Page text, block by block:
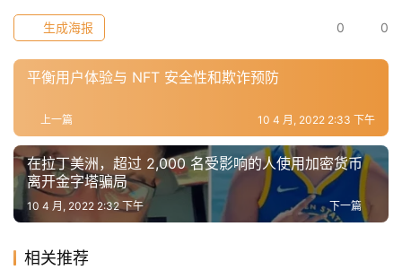
0 0
生成海报
平衡用户体验与 NFT 安全性和欺诈预防
上一篇 10 4 月, 2022 2:33 下午
在拉丁美洲，超过 2,000 名受影响的人使用加密货币
离开金字塔骗局
下一篇
10 4 月, 2022 2:32 下午
相关推荐